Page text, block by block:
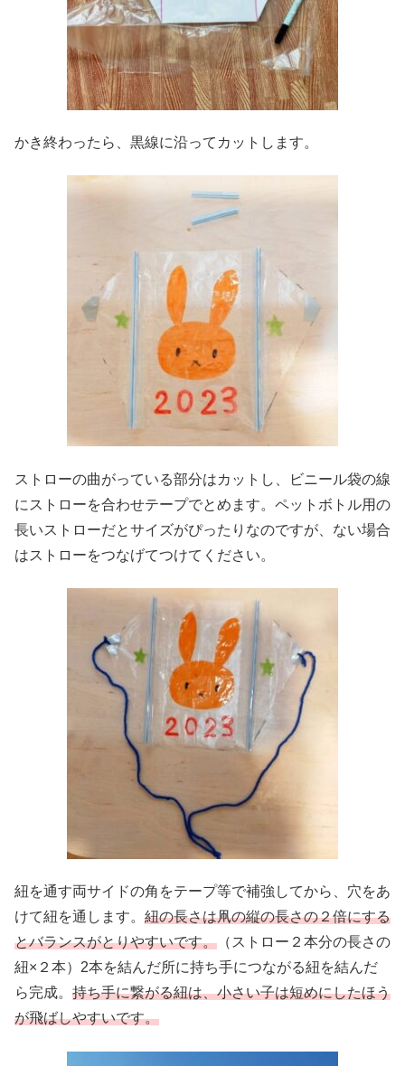
かき終わったら、黒線に沿ってカットします。
ストローの曲がっている部分はカットし、ビニール袋の線
にストローを合わせテープでとめます。ペットボトル用の
長いストローだとサイズがぴったりなのですが、ない場合
はストローをつなげてつけてください。
紐を通す両サイドの角をテープ等で補強してから、穴をあ
けて紐を通します。 紐の長さは凧の縦の長さの２倍にする
とバランスがとりやすいです。 （ストロー２本分の長さの
紐×２本）2本を結んだ所に持ち手につながる紐を結んだ
ら完成。 持ち手に繋がる紐は、小さい子は短めにしたほう
が飛ばしやすいです。